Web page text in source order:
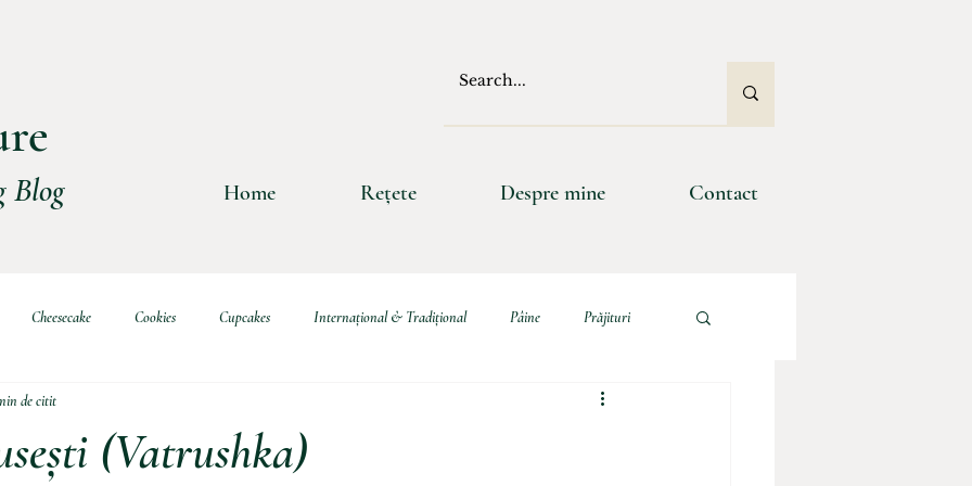
Blog Home Rețete Despre mine Contact
Cheesecake Cookies Cupcakes Internațional & Tradițional Pâine Prăjituri
(Vatrushka)
de citit